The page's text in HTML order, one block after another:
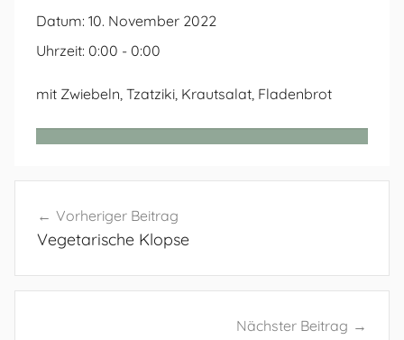
Datum: 10. November 2022
Uhrzeit: 0:00 - 0:00
mit Zwiebeln, Tzatziki, Krautsalat, Fladenbrot
Vorheriger Beitrag
Vegetarische Klopse
Nächster Beitrag